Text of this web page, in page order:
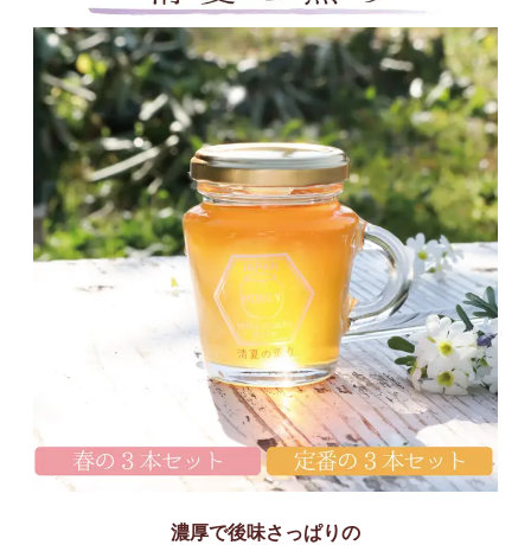
濃厚で後味さっぱりの